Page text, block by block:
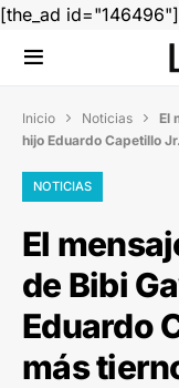
[the_ad id="146496"]
Inicio  Noticias  El
hijo Eduardo Capetillo
NOTICIAS
El
de Bibi
Eduardo
más